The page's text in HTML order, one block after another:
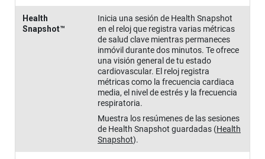
Health
Snapshot™
Inicia una sesión de Health Snapshot
en el reloj que registra varias métricas
de salud clave mientras permaneces
inmóvil durante dos minutos. Te ofrece
una visión general de tu estado
cardiovascular. El reloj registra
métricas como la frecuencia cardiaca
media, el nivel de estrés y la frecuencia
respiratoria.
Muestra los resúmenes de las sesiones
de Health Snapshot guardadas (Health
Snapshot).